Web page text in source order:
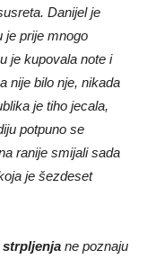
Danijel je
je prije mnogo
je kupovala note i
nije bilo nje, nikada
je tiho jecala,
potpuno se
ranije smijali sada
je šezdeset
ne poznaju